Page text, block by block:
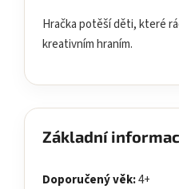
Hračka potěší děti, které
kreativním hraním.
Základní
Doporučený věk:4+